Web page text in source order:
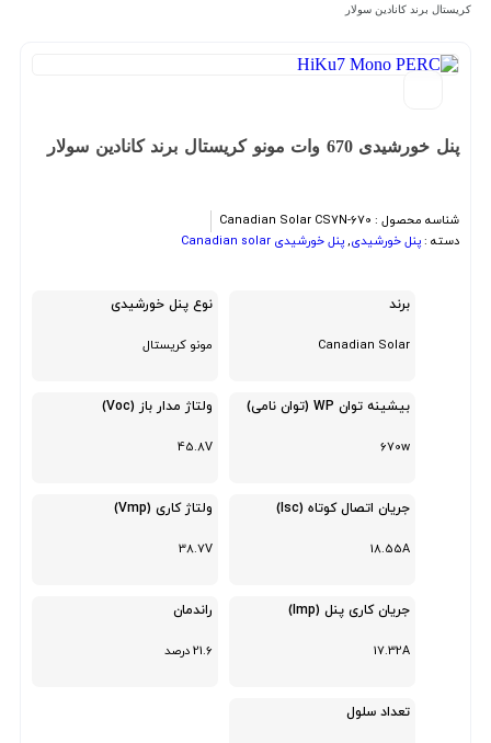
کریستال برند کانادین سولار
پنل خورشیدی 670 وات مونو کریستال برند کانادین سولار
شناسه محصول :Canadian Solar CS7N-670
دسته :پنل خورشیدی,پنل خورشیدی Canadian solar
برند
Canadian Solar
نوع پنل خورشیدی
مونو کریستال
بیشینه توان WP (توان نامی) ولتاژ مدار باز (Voc)
جریان اتصال کوتاه (Isc) ولتاژ کاری (Vmp)
جریان کاری پنل (Imp) راندمان
21.6 درصد
تعداد سلول